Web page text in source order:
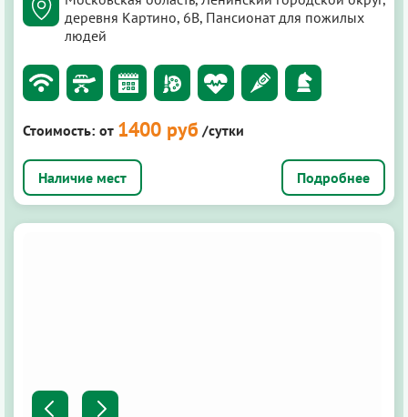
деревня Картино, 6В, Пансионат для пожилых
людей
Стоимость: от 1400 руб /сутки
Подробнее